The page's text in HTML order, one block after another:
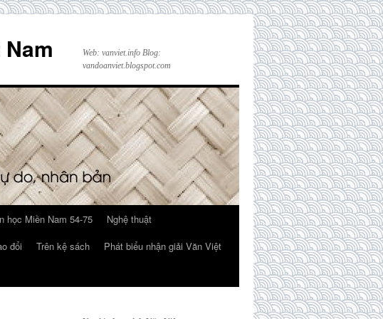
Web: vanviet.info Blog:
vandoanviet.blogspot.com
học Miền Nam 54-75
Nghệ thuật
đổi Trên kệ sách
Phát biểu nhận giải Văn Việt